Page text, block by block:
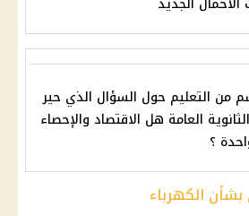
من التعليم حول السؤال الذي حير
العامة هل الاقتصاد والإحصاء
؟
الكهرباء